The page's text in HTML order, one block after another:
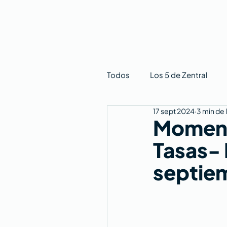
Todos Los 5 de Zentral
Tasas-
17 sept 2024 3 min de